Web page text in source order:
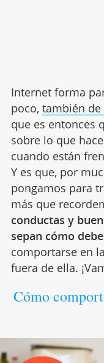
Internet forma
poco, también
que es entonces
sobre lo que
cuando están
Y es que, por
pongamos para
más que
conductas y
sepan cómo
comportarse en
fuera de ella.
Cómo